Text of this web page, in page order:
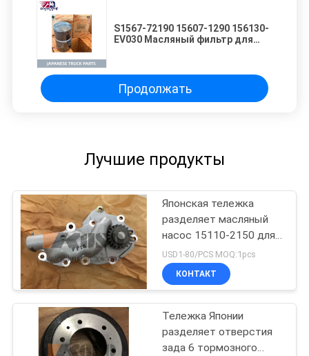
S1567-72190 15607-1290 156130-
EV030 Масляный фильтр для
запчасти для грузовиков
Продолжать
Лучшие продукты
Японская тележка
разделяет масляный
насос 15110-2150 для
ренджера J08C/J08E
HINO 500
USD1-80/PCS MOQ:1pcs
КОНТАКТ
Тележка Японии
разделяет отверстия
зада 6 тормозного